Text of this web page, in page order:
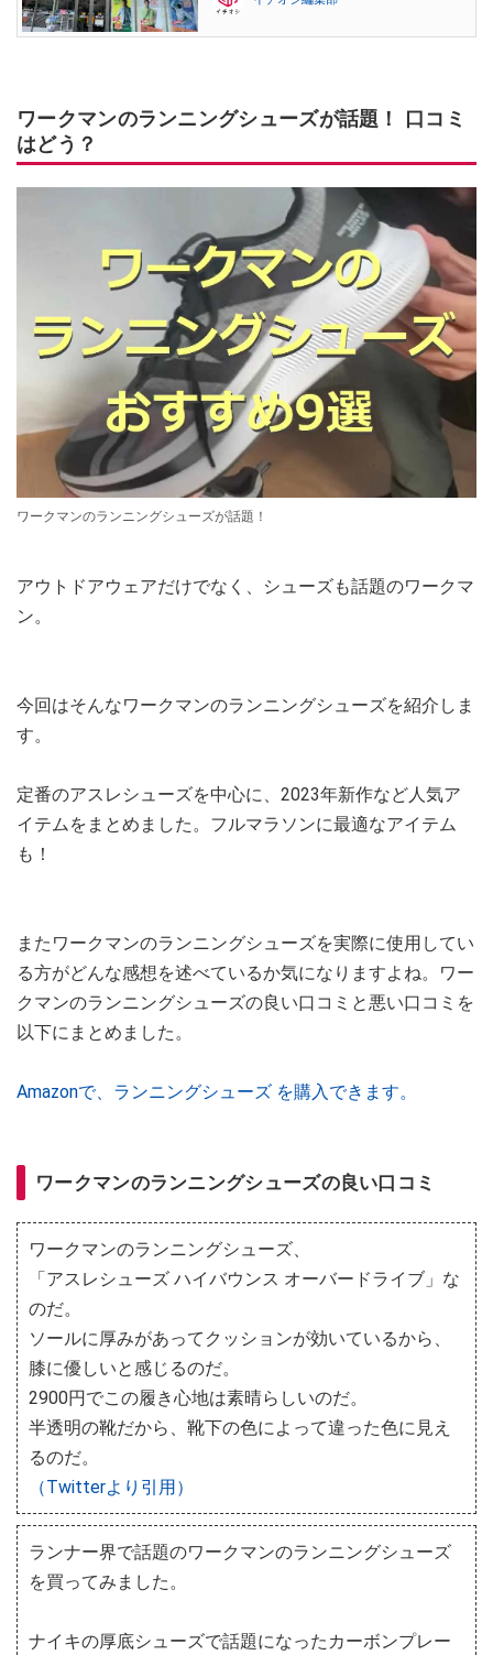
ワークマンのランニングシューズが話題！ 口コミ
はどう？
ワークマンのランニングシューズが話題！
アウトドアウェアだけでなく、シューズも話題のワークマ
ン。
今回はそんなワークマンのランニングシューズを紹介しま
す。
定番のアスレシューズを中心に、2023年新作など人気ア
イテムをまとめました。フルマラソンに最適なアイテム
も！
またワークマンのランニングシューズを実際に使用してい
る方がどんな感想を述べているか気になりますよね。ワー
クマンのランニングシューズの良い口コミと悪い口コミを
以下にまとめました。
Amazonで、ランニングシューズ を購入できます。
ワークマンのランニングシューズの良い口コミ
ワークマンのランニングシューズ、
「アスレシューズ ハイバウンス オーバードライブ」な
のだ。
ソールに厚みがあってクッションが効いているから、
膝に優しいと感じるのだ。
2900円でこの履き心地は素晴らしいのだ。
半透明の靴だから、靴下の色によって違った色に見え
るのだ。
（Twitterより引用）
ランナー界で話題のワークマンのランニングシューズ
を買ってみました。
ナイキの厚底シューズで話題になったカーボンプレー